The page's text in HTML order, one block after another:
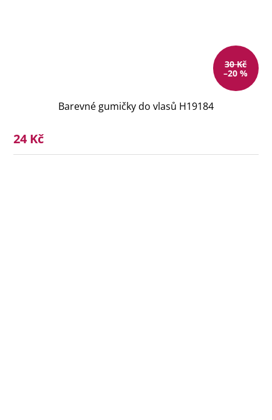
30 Kč
–20 %
Barevné gumičky do vlasů H19184
24 Kč